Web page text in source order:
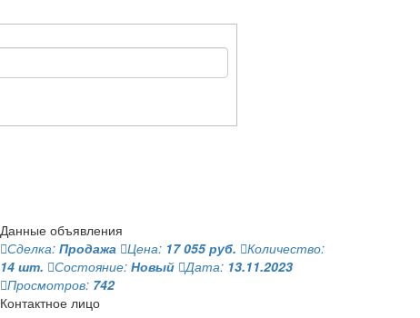
Данные объявления
Сделка: Продажа Цена: 17 055 руб.
Количество:
14 шт.
Состояние: Новый Дата: 13.11.2023
Просмотров: 742
Контактное лицо